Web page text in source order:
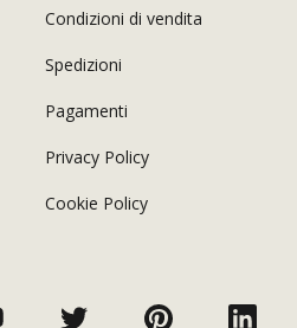
Condizioni di vendita
Spedizioni
Pagamenti
Privacy Policy
Cookie Policy